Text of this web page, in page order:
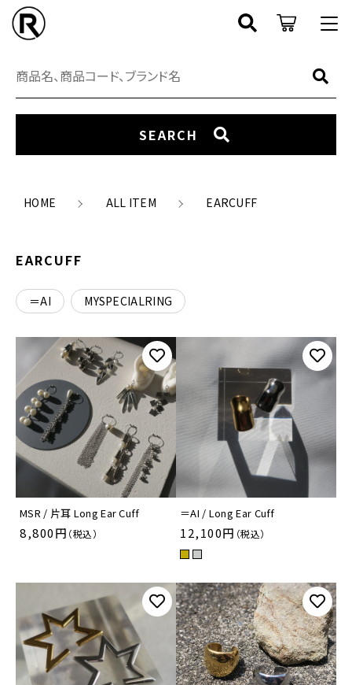
SEARCH
HOME ALL ITEM EARCUFF
EARCUFF
＝AI MYSPECIALRING
MSR / 片耳 Long Ear Cuff
8,800円 （税込）
＝AI / Long Ear Cuff
12,100円 （税込）
ログイン / 会員登録
お知らせ
NEW ARRIVAL
ABOUT US
SALE
SHOPPING GUIDE
NEWS
INSTAGRAM
CONTACT
すべて
RING
EARCUFF
EARRING
BANGLE
BRACELET
LOOP TIE
BROOCH
EYE WEAR
BAG
STAINLESS JEWELRY
PEARL COLLECTION
SEARCH
ブランド
～
その他
在庫あり セール
並び順